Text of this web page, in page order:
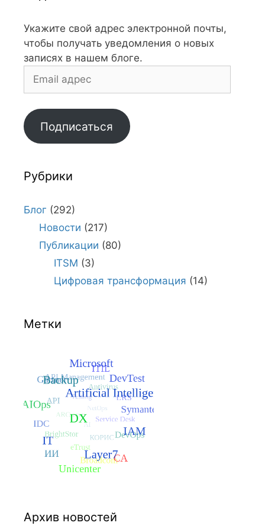
Укажите свой адрес электронной почты,
чтобы получать уведомления о новых
записях в нашем блоге.
Email
Подписаться
Рубрики
Блог (292)
Новости (217)
Публикации (80)
ITSM (3)
Цифровая трансформация (14)
Метки
Архив новостей